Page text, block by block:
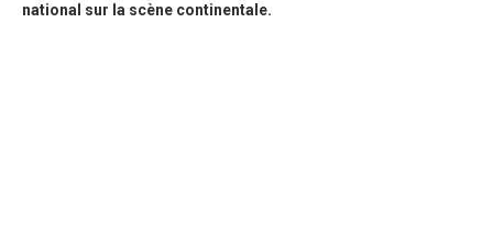
national sur la scène continentale.